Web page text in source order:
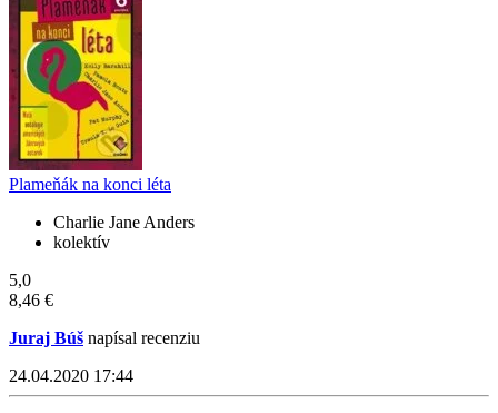
Plameňák na konci léta
Charlie Jane Anders
kolektív
5,0
8,46 €
Juraj Búš napísal recenziu
24.04.2020 17:44